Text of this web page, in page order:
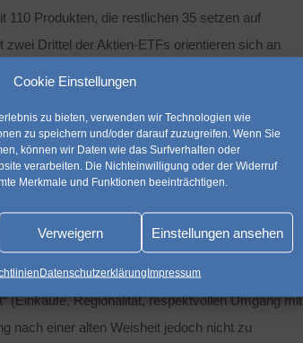
Cookie Einstellungen
zu bieten, verwenden wir Technologien wie
zu speichern und/oder darauf zuzugreifen. Wenn Sie
können wir Daten wie das Surfverhalten oder
verarbeiten. Die Nichteinwilligung oder der Widerruf
Merkmale und Funktionen beeinträchtigen.
Verweigern Einstellungen ansehen
DatenschutzerklärungImpressum
110 Produkten, die restlichen 35 setzen auf
Drittel der Aktien-ETFs orientieren sich an
Kosten nachhaltiger ETFs in den vergangenen
um mehr als 60 Prozent geringere Gebühren
und allein nur in diesem Bereich investiert
schmälern (wer erinnert sich noch die Zeit
(Einkäufe, Regionalität, respektvollen Umgang mit
nach einer alten Weisheit jedoch nicht zu